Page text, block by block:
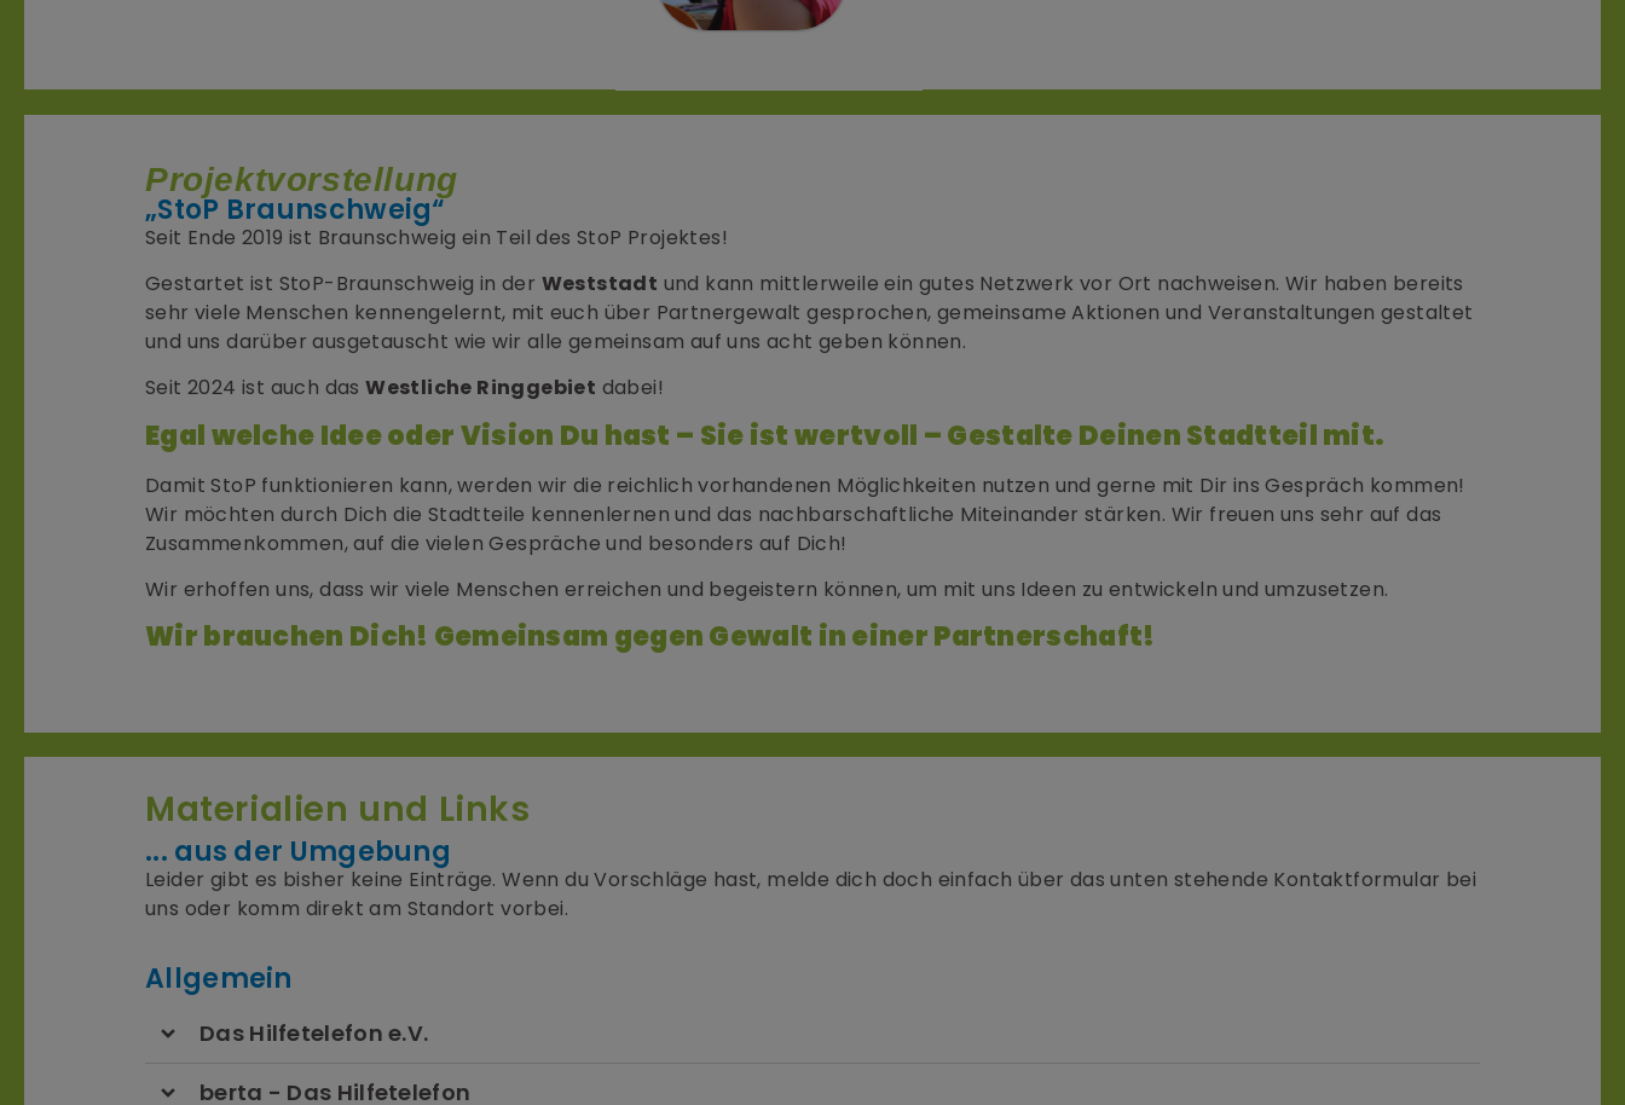
Projektvorstellung
„StoP Braunschweig“
Seit Ende 2019 ist Braunschweig ein Teil des StoP Projektes!
Gestartet ist StoP-Braunschweig in der Weststadt und kann mittlerweile ein gutes Netzwerk vor Ort nachweisen. Wir haben bereits
sehr viele Menschen kennengelernt, mit euch über Partnergewalt gesprochen, gemeinsame Aktionen und Veranstaltungen gestaltet
und uns darüber ausgetauscht wie wir alle gemeinsam auf uns acht geben können.
Seit 2024 ist auch dasWestliche Ringgebiet dabei!
Egal welche Idee oder Vision Du hast – Sie ist wertvoll – Gestalte Deinen Stadtteil mit.
Damit StoP funktionieren kann, werden wir die reichlich vorhandenen Möglichkeiten nutzen und gerne mit Dir ins Gespräch kommen!
Wir möchten durch Dich die Stadtteile kennenlernen und das nachbarschaftliche Miteinander stärken. Wir freuen uns sehr auf das
Zusammenkommen, auf die vielen Gespräche und besonders auf Dich!
Wir erhoffen uns, dass wir viele Menschen erreichen und begeistern können, um mit uns Ideen zu entwickeln und umzusetzen.
Wir brauchen Dich! Gemeinsam gegen Gewalt in einer Partnerschaft!
Materialien und Links
... aus der Umgebung
Leider gibt es bisher keine Einträge. Wenn du Vorschläge hast, melde dich doch einfach über das unten stehende Kontaktformular bei
uns oder komm direkt am Standort vorbei.
Allgemein
Das Hilfetelefon e.V.
berta - Das Hilfetelefon